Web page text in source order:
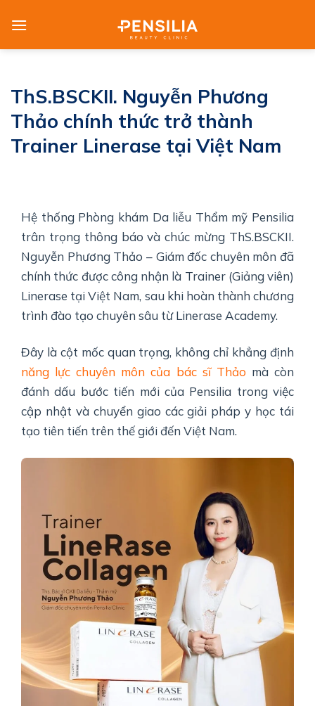
ThS.BSCKII. Nguyễn Phương
Thảo chính thức trở thành
Trainer Linerase tại Việt Nam
Hệ thống Phòng khám Da liễu Thẩm mỹ Pensilia
trân trọng thông báo và chúc mừng ThS.BSCKII.
Nguyễn Phương Thảo – Giám đốc chuyên môn đã
chính thức được công nhận là Trainer (Giảng viên)
Linerase tại Việt Nam, sau khi hoàn thành chương
trình đào tạo chuyên sâu từ Linerase Academy.
Đây là cột mốc quan trọng, không chỉ khẳng định
năng lực chuyên môn của bác sĩ Thảo mà còn
đánh dấu bước tiến mới của Pensilia trong việc
cập nhật và chuyển giao các giải pháp y học tái
tạo tiên tiến trên thế giới đến Việt Nam.